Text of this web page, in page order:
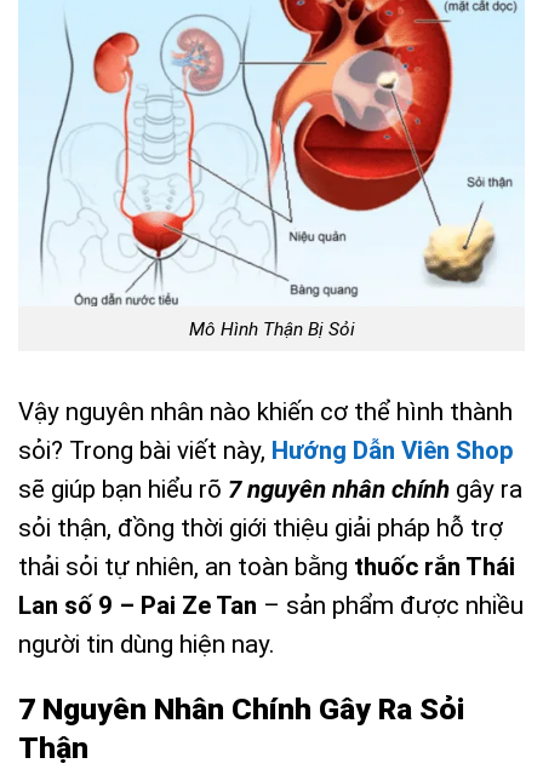
Mô Hình Thận Bị Sỏi
Vậy nguyên nhân nào khiến cơ thể hình thành
sỏi? Trong bài viết này, Hướng Dẫn Viên Shop
sẽ giúp bạn hiểu rõ 7 nguyên nhân chính gây ra
sỏi thận, đồng thời giới thiệu giải pháp hỗ trợ
thải sỏi tự nhiên, an toàn bằng thuốc rắn Thái
Lan số 9 – Pai Ze Tan – sản phẩm được nhiều
người tin dùng hiện nay.
7 Nguyên Nhân Chính Gây Ra Sỏi
Thận